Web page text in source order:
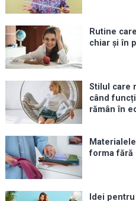
Rutine
chiar și în
Stilul care
când
rămân în
forma fără
Idei